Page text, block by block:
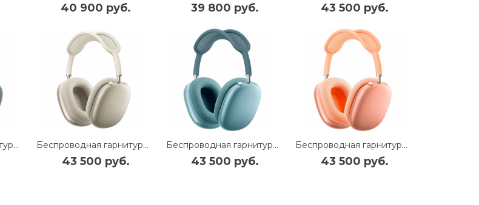
40 900 руб. 39 800 руб. 43 500 руб.
Беспроводная гарнитура Apple AirPods Max 2 (Midnight) (MHWK4) Беспроводная гарнитура Apple AirPods Max 2 (Starlight) (MHWL4)
43 500 руб.
Беспроводная гарнитура Apple AirPods Max 2 (Blue) (MHWM4)
43 500 руб.
Беспроводная гарнитура Apple AirPods Max 2 (Orange) (MHWN4)
43 500 руб.